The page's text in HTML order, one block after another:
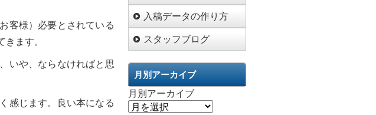
客様）必要とされている
ます。
いや、ならなければと思
感じます。良い本になる
入稿データの作り方
スタッフブログ
月別アーカイブ
月別アーカイブ